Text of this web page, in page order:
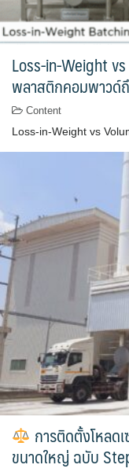
Loss-in-Weight
พลาสติกคอมพาวด์ถึ
Content
Loss-in-Weight vs
การติดตั้งโหลด
ขนาดใหญ่ ฉบับ